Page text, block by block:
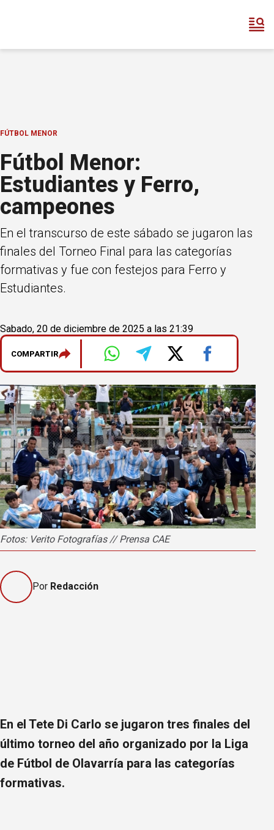
FÚTBOL MENOR
Fútbol Menor:
Estudiantes y Ferro,
campeones
En el transcurso de este sábado se jugaron las
finales del Torneo Final para las categorías
formativas y fue con festejos para Ferro y
Estudiantes.
Sabado, 20 de diciembre de 2025 a las 21:39
COMPARTIR
Fotos: Verito Fotografías // Prensa CAE
Por Redacción
En el Tete Di Carlo se jugaron tres finales del
último torneo del año organizado por la Liga
de Fútbol de Olavarría para las categorías
formativas.